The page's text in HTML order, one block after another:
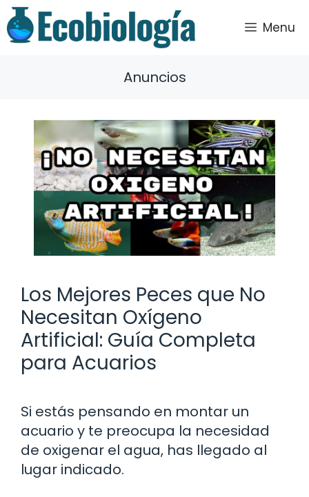
Saltar
al
contenido
Menu
Anuncios
Los Mejores Peces que No
Necesitan Oxígeno
Artificial: Guía Completa
para Acuarios
Si estás pensando en montar un
acuario y te preocupa la necesidad
de oxigenar el agua, has llegado al
lugar indicado.